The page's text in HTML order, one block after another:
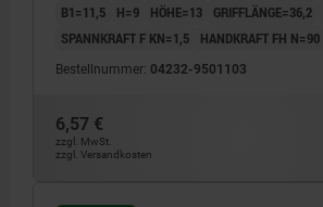
B1=11,5
H=9 HÖHE=13 GRIFFLÄNGE=36,2
SPANNKRAFT F KN=1,5
HANDKRAFT FH N=90
Bestellnummer: 04232-9501103
6,57 €
zzgl. MwSt.
zzgl. Versandkosten